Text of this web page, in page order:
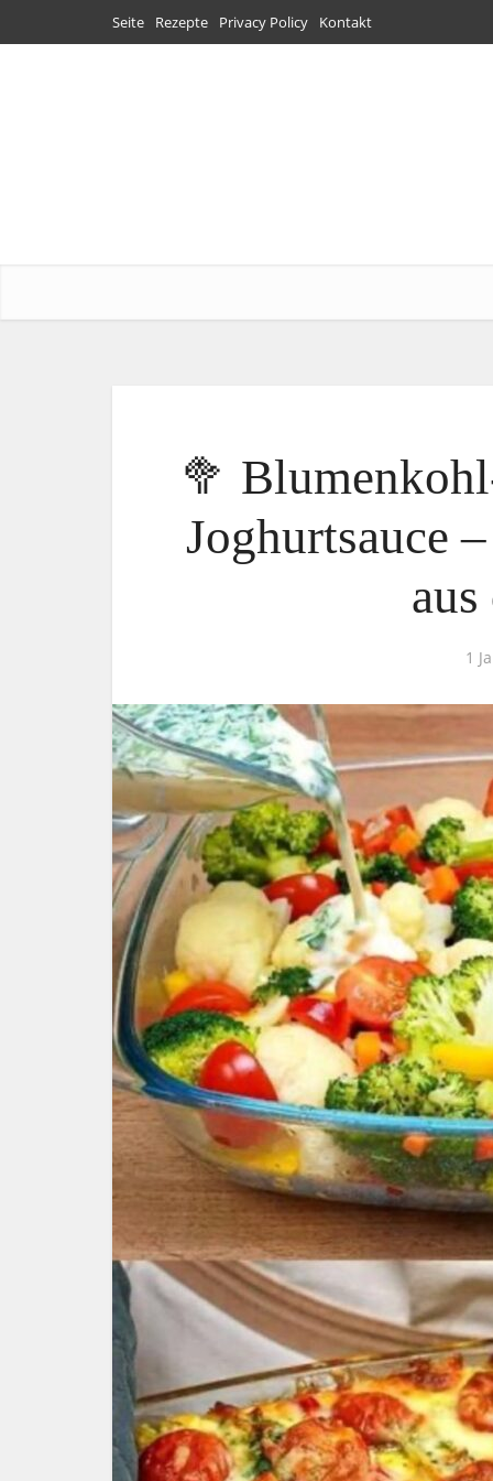
Seite Rezepte Privacy Policy Kontakt
🥦
Joghurtsauce
1